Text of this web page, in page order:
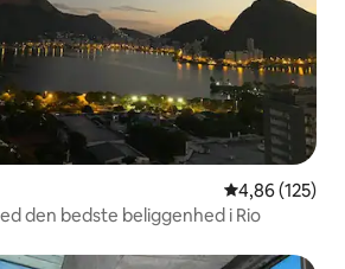
4,86 ud af 5 i
4,86 (125)
den bedste beliggenhed i Rio